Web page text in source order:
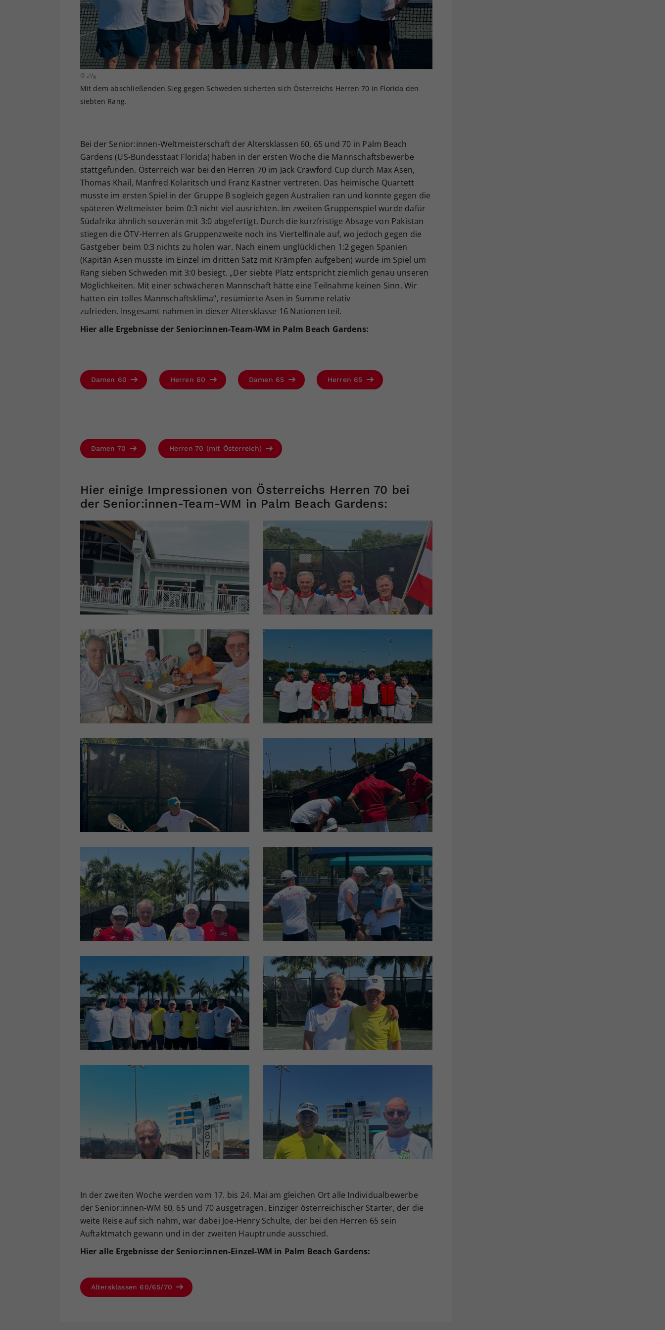
© zVg
Mit dem abschließenden Sieg gegen Schweden sicherten sich Österreichs Herren 70 in Florida den
siebten Rang.
Bei der Senior:innen-Weltmeisterschaft der Altersklassen 60, 65 und 70 in Palm Beach
Gardens (US-Bundesstaat Florida) haben in der ersten Woche die Mannschaftsbewerbe
stattgefunden. Österreich war bei den Herren 70 im Jack Crawford Cup durch Max Asen,
Thomas Khail, Manfred Kolaritsch und Franz Kastner vertreten. Das heimische Quartett
musste im ersten Spiel in der Gruppe B sogleich gegen Australien ran und konnte gegen die
späteren Weltmeister beim 0:3 nicht viel ausrichten. Im zweiten Gruppenspiel wurde dafür
Südafrika ähnlich souverän mit 3:0 abgefertigt. Durch die kurzfristige Absage von Pakistan
stiegen die ÖTV-Herren als Gruppenzweite noch ins Viertelfinale auf, wo jedoch gegen die
Gastgeber beim 0:3 nichts zu holen war. Nach einem unglücklichen 1:2 gegen Spanien
(Kapitän Asen musste im Einzel im dritten Satz mit Krämpfen aufgeben) wurde im Spiel um
Rang sieben Schweden mit 3:0 besiegt. „Der siebte Platz entspricht ziemlich genau unseren
Möglichkeiten. Mit einer schwächeren Mannschaft hätte eine Teilnahme keinen Sinn. Wir
hatten ein tolles Mannschaftsklima“, resümierte Asen in Summe relativ
zufrieden. Insgesamt nahmen in dieser Altersklasse 16 Nationen teil.
Hier alle Ergebnisse der Senior:innen-Team-WM in Palm Beach Gardens:
Damen 60 Herren 60 Damen 65 Herren 65
Damen 70 Herren 70 (mit Österreich)
Hier einige Impressionen von Österreichs Herren 70 bei
der Senior:innen-Team-WM in Palm Beach Gardens:
In der zweiten Woche werden vom 17. bis 24. Mai am gleichen Ort alle Individualbewerbe
der Senior:innen-WM 60, 65 und 70 ausgetragen. Einziger österreichischer Starter, der die
weite Reise auf sich nahm, war dabei Joe-Henry Schulte, der bei den Herren 65 sein
Auftaktmatch gewann und in der zweiten Hauptrunde ausschied.
Hier alle Ergebnisse der Senior:innen-Einzel-WM in Palm Beach Gardens:
Altersklassen 60/65/70
Ihrer vorgenommen Einstellungen, falls der
Webseiten-Betreiber dies eingestellt hat.